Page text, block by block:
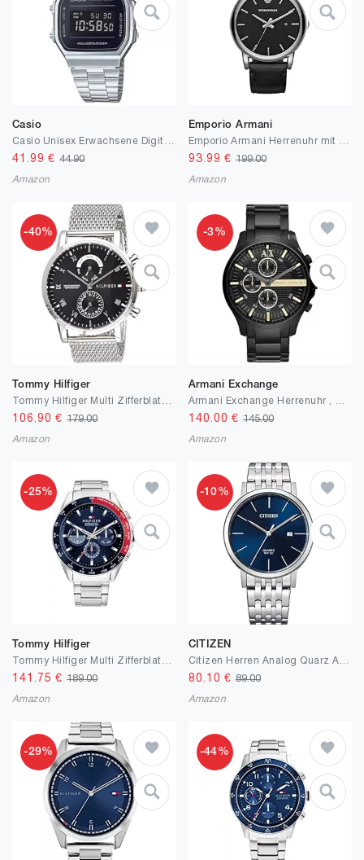
Casio
41.99 €44.90
Amazon
Emporio Armani
93.99 € 199.00
Amazon
-40%
Tommy Hilfiger
106.90 €179.00
Amazon
-3%
Armani Exchange
140.00 € 145.00
Amazon
-25%
Tommy Hilfiger
141.75 €189.00
Amazon
-10%
CITIZEN
80.10 € 89.00
Amazon
-29% -44%